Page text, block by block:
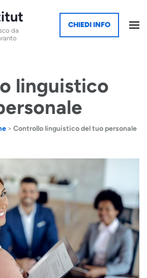
da
CHIEDI INFO
linguistico
> Controllo linguistico del tuo personale